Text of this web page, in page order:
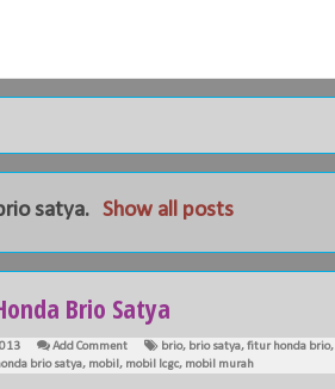
satya. Show all posts
Brio Satya
Add Comment brio, brio satya,fitur honda brio,
brio satya, mobil , mobil lcgc, mobil murah